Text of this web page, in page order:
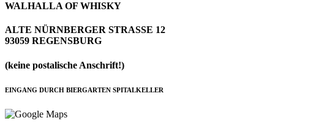
WALHALLA OF WHISKY
ALTE NÜRNBERGER STRASSE 12
93059 REGENSBURG
(keine postalische Anschrift!)
EINGANG DURCH BIERGARTEN SPITALKELLER